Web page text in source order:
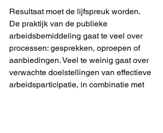
Resultaat moet de lijfspreuk worden.
De praktijk van de publieke
arbeidsbemiddeling gaat te veel over
processen: gesprekken, oproepen of
aanbiedingen. Veel te weinig gaat over
verwachte doelstellingen van effectieve
arbeidsparticipatie, in combinatie met